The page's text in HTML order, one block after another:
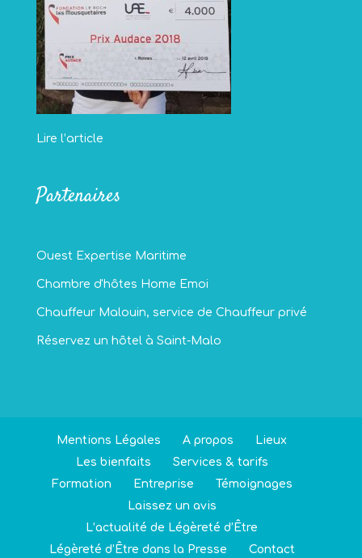
Lire l’article
Partenaires
Ouest Expertise Maritime
Chambre d'hôtes Home Emoi
Chauffeur Malouin, service de Chauffeur privé
Réservez un hôtel à Saint-Malo
Mentions Légales A propos
Lieux
Les bienfaits
Services & tarifs
Formation
Entreprise
Témoignages
Laissez un avis
L’actualité de Légèreté d’Être
Légèreté d’Être dans la Presse
Contact